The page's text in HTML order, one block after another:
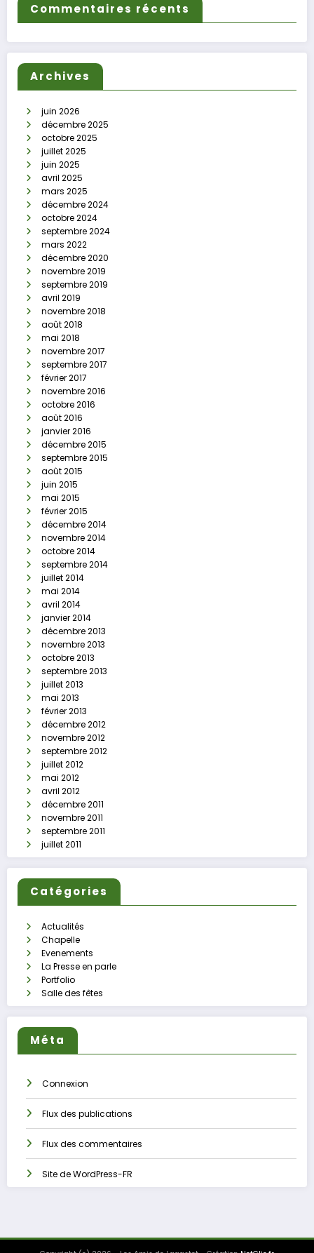
Commentaires récents
Archives
juin 2026
décembre 2025
octobre 2025
juillet 2025
juin 2025
avril 2025
mars 2025
décembre 2024
octobre 2024
septembre 2024
mars 2022
décembre 2020
novembre 2019
septembre 2019
avril 2019
novembre 2018
août 2018
mai 2018
novembre 2017
septembre 2017
février 2017
novembre 2016
octobre 2016
août 2016
janvier 2016
décembre 2015
septembre 2015
août 2015
juin 2015
mai 2015
février 2015
décembre 2014
novembre 2014
octobre 2014
septembre 2014
juillet 2014
mai 2014
avril 2014
janvier 2014
décembre 2013
novembre 2013
octobre 2013
septembre 2013
juillet 2013
mai 2013
février 2013
décembre 2012
novembre 2012
septembre 2012
juillet 2012
mai 2012
avril 2012
décembre 2011
novembre 2011
septembre 2011
juillet 2011
Catégories
Actualités
Chapelle
Evenements
La Presse en parle
Portfolio
Salle des fêtes
Méta
Connexion
Flux des publications
Flux des commentaires
Site de WordPress-FR